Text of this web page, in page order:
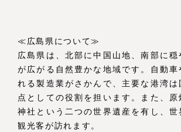
≪広島県について≫
広島県は、北部に中国山地、南部に
が広がる自然豊かな地域です。自動車
れる製造業がさかんで、主要な港湾
点としての役割を担います。また、原
神社という二つの世界遺産を有し、
観光客が訪れます。